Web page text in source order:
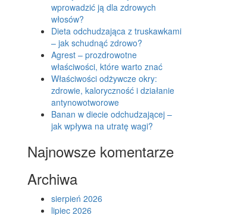
wprowadzić ją dla zdrowych
włosów?
Dieta odchudzająca z truskawkami
– jak schudnąć zdrowo?
Agrest – prozdrowotne
właściwości, które warto znać
Właściwości odżywcze okry:
zdrowie, kaloryczność i działanie
antynowotworowe
Banan w diecie odchudzającej –
jak wpływa na utratę wagi?
Najnowsze komentarze
Archiwa
sierpień 2026
lipiec 2026